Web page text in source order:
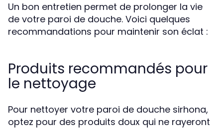
Un bon entretien permet de prolonger la vie
de votre paroi de douche. Voici quelques
recommandations pour maintenir son éclat :
Produits recommandés pour
le nettoyage
Pour nettoyer votre paroi de douche sirhona,
optez pour des produits doux qui ne rayeront